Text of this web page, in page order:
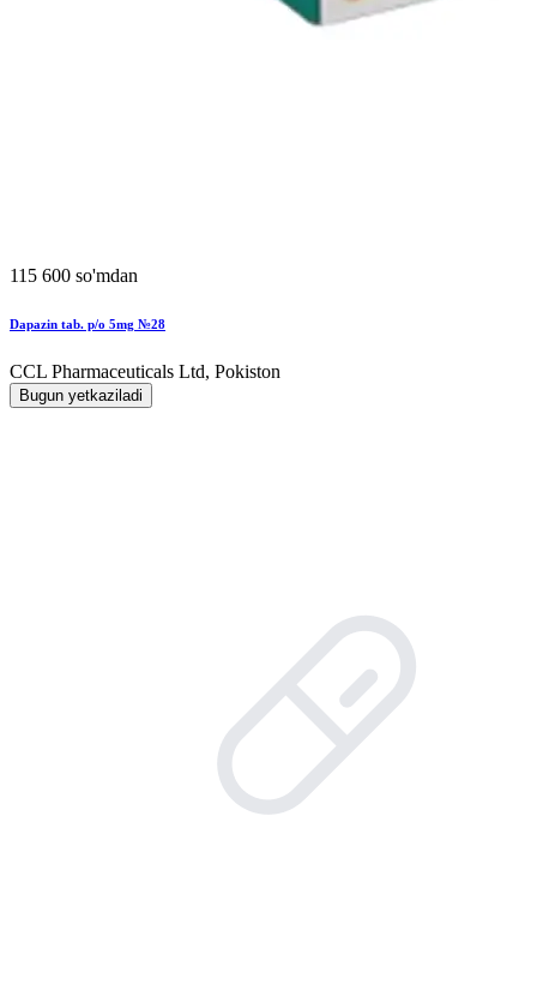
115 600 so'mdan
Dapazin tab. p/o 5mg №28
CCL Pharmaceuticals Ltd, Pokiston
Bugun yetkaziladi